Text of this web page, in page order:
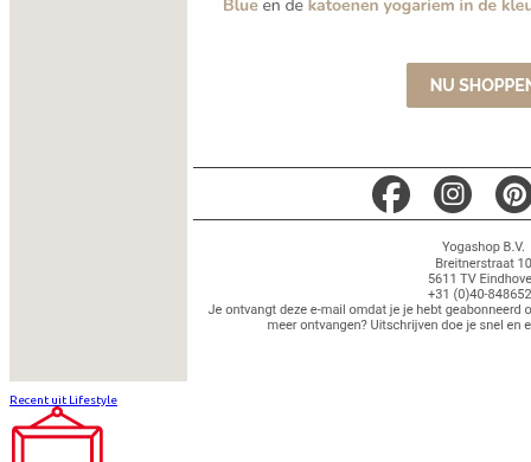
Recent uit Lifestyle